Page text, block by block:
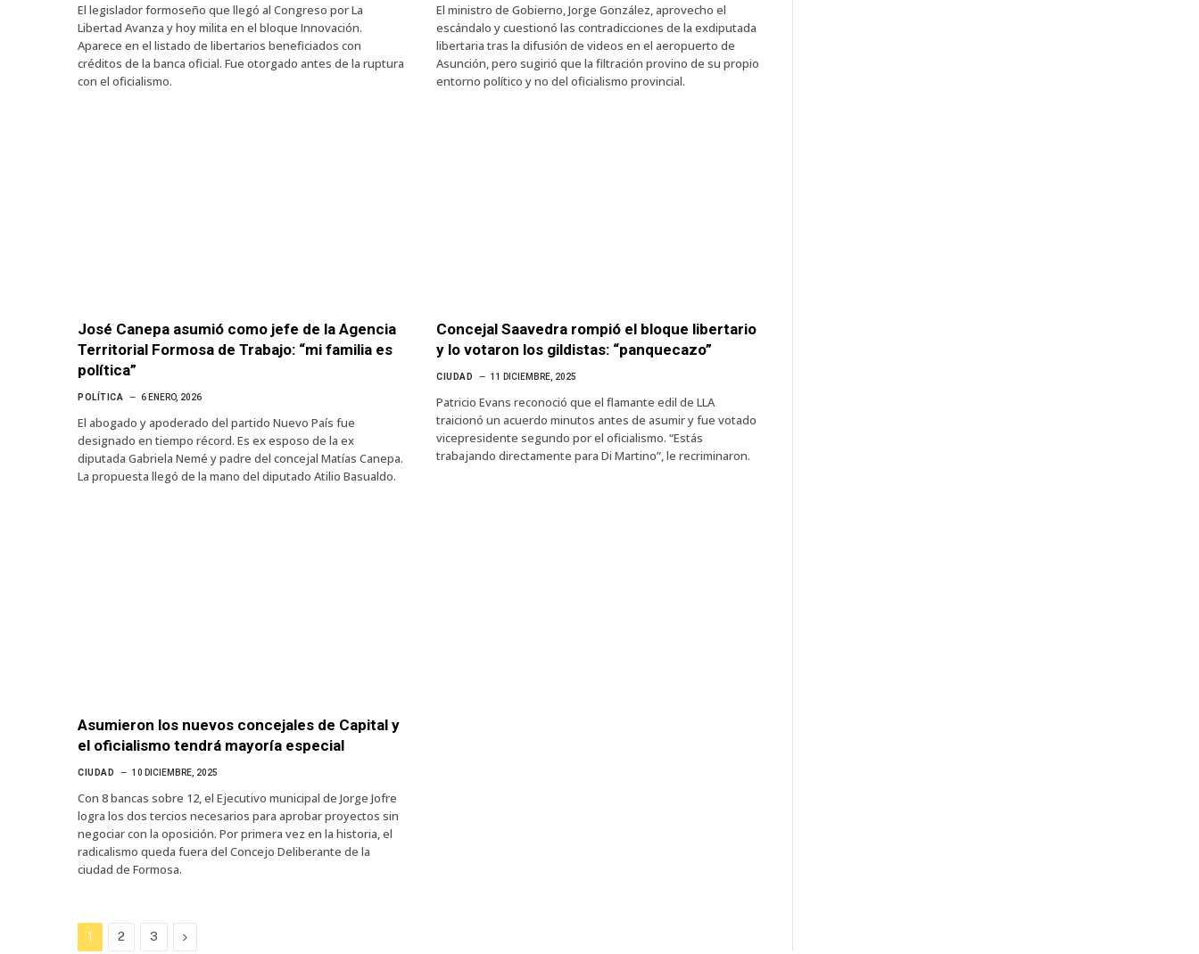
El legislador formoseño que llegó al Congreso por La
Libertad Avanza y hoy milita en el bloque Innovación.
Aparece en el listado de libertarios beneficiados con
créditos de la banca oficial. Fue otorgado antes de la ruptura
con el oficialismo.
El ministro de Gobierno, Jorge González, aprovecho el
escándalo y cuestionó las contradicciones de la exdiputada
libertaria tras la difusión de videos en el aeropuerto de
Asunción, pero sugirió que la filtración provino de su propio
entorno político y no del oficialismo provincial.
José Canepa asumió como jefe de la Agencia
Territorial Formosa de Trabajo: “mi familia es
política”
POLÍTICA 6 ENERO, 2026
El abogado y apoderado del partido Nuevo País fue
designado en tiempo récord. Es ex esposo de la ex
diputada Gabriela Nemé y padre del concejal Matías Canepa.
La propuesta llegó de la mano del diputado Atilio Basualdo.
Concejal Saavedra rompió el bloque libertario
y lo votaron los gildistas: “panquecazo”
CIUDAD 11 DICIEMBRE, 2025
Patricio Evans reconoció que el flamante edil de LLA
traicionó un acuerdo minutos antes de asumir y fue votado
vicepresidente segundo por el oficialismo. “Estás
trabajando directamente para Di Martino”, le recriminaron.
Asumieron los nuevos concejales de Capital y
el oficialismo tendrá mayoría especial
CIUDAD 10 DICIEMBRE, 2025
Con 8 bancas sobre 12, el Ejecutivo municipal de Jorge Jofre
logra los dos tercios necesarios para aprobar proyectos sin
negociar con la oposición. Por primera vez en la historia, el
radicalismo queda fuera del Concejo Deliberante de la
ciudad de Formosa.
1 2 3 Next